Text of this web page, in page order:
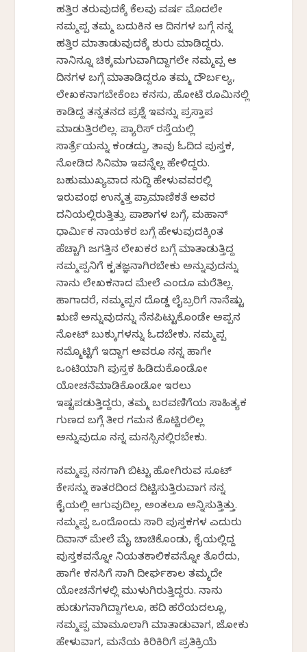
ಹತ್ತಿರ ತರುವುದಕ್ಕೆ ಕೆಲವು ವರ್ಷ ಮೊದಲೇ
ನಮ್ಮಪ್ಪ ತಮ್ಮ ಬದುಕಿನ ಆ ದಿನಗಳ ಬಗ್ಗೆ ನನ್ನ
ಹತ್ತಿರ ಮಾತಾಡುವುದಕ್ಕೆ ಶುರು ಮಾಡಿದ್ದರು.
ನಾನಿನ್ನೂ ಚಿಕ್ಕಮಗುವಾಗಿದ್ದಾಗಲೇ ನಮ್ಮಪ್ಪ ಆ
ದಿನಗಳ ಬಗ್ಗೆ ಮಾತಾಡಿದ್ದರೂ ತಮ್ಮ ದೌರ್ಬಲ್ಯ,
ಲೇಖಕನಾಗಬೇಕೆಂಬ ಕನಸು, ಹೋಟೆಲ್ ರೂಮಿನಲ್ಲಿ
ಕಾಡಿದ್ದ ತನ್ನತನದ ಪ್ರಶ್ನೆ ಇವನ್ನು ಪ್ರಸ್ತಾಪ
ಮಾಡುತ್ತಿರಲಿಲ್ಲ. ಪ್ಯಾರಿಸ್ ರಸ್ತೆಯಲ್ಲಿ
ಸಾರ್ತ್ರೆಯನ್ನು ಕಂಡದ್ದು, ತಾವು ಓದಿದ ಪುಸ್ತಕ,
ನೋಡಿದ ಸಿನಿಮಾ ಇವನ್ನೆಲ್ಲ ಹೇಳಿದ್ದರು.
ಬಹುಮುಖ್ಯವಾದ ಸುದ್ದಿ ಹೇಳುವವರಲ್ಲಿ
ಇರುವಂಥ ಉನ್ಮತ್ತ ಪ್ರಾಮಾಣಿಕತೆ ಅವರ
ದನಿಯಲ್ಲಿರುತ್ತಿತ್ತು. ಪಾಶಾಗಳ ಬಗ್ಗೆ, ಮಹಾನ್
ಧಾರ್ಮಿಕ ನಾಯಕರ ಬಗ್ಗೆ ಹೇಳುವುದಕ್ಕಿಂತ
ಹೆಚ್ಚಾಗಿ ಜಗತ್ತಿನ ಲೇಖಕರ ಬಗ್ಗೆ ಮಾತಾಡುತ್ತಿದ್ದ
ನಮ್ಮಪ್ಪನಿಗೆ ಕೃತಜ್ಞನಾಗಿರಬೇಕು ಅನ್ನುವುದನ್ನು
ನಾನು ಲೇಖಕನಾದ ಮೇಲೆ ಎಂದೂ ಮರೆತಿಲ್ಲ.
ಹಾಗಾದರೆ, ನಮ್ಮಪ್ಪನ ದೊಡ್ಡ ಲೈಬ್ರರಿಗೆ ನಾನೆಷ್ಟು
ಋಣಿ ಅನ್ನುವುದನ್ನು ನೆನಪಿಟ್ಟುಕೊಂಡೇ ಅಪ್ಪನ
ನೋಟ್ ಬುಕ್ಕುಗಳನ್ನು ಓದಬೇಕು. ನಮ್ಮಪ್ಪ
ನಮ್ಮೊಟ್ಟಿಗೆ ಇದ್ದಾಗ ಅವರೂ ನನ್ನ ಹಾಗೇ
ಒಂಟಿಯಾಗಿ ಪುಸ್ತಕ ಹಿಡಿದುಕೊಂಡೋ
ಯೋಚನೆಮಾಡಿಕೊಂಡೋ ಇರಲು
ಇಷ್ಟಪಡುತ್ತಿದ್ದರು, ತಮ್ಮ ಬರವಣಿಗೆಯ ಸಾಹಿತ್ಯಕ
ಗುಣದ ಬಗ್ಗೆ ತೀರ ಗಮನ ಕೊಟ್ಟಿರಲಿಲ್ಲ
ಅನ್ನುವುದೂ ನನ್ನ ಮನಸ್ಸಿನಲ್ಲಿರಬೇಕು.
ನಮ್ಮಪ್ಪ ನನಗಾಗಿ ಬಿಟ್ಟು ಹೋಗಿರುವ ಸೂಟ್
ಕೇಸನ್ನು ಕಾತರದಿಂದ ದಿಟ್ಟಿಸುತ್ತಿರುವಾಗ ನನ್ನ
ಕೈಯಲ್ಲಿ ಆಗುವುದಿಲ್ಲ, ಅಂತಲೂ ಅನ್ನಿಸುತ್ತಿತ್ತು.
ನಮ್ಮಪ್ಪ ಒಂದೊಂದು ಸಾರಿ ಪುಸ್ತಕಗಳ ಎದುರು
ದಿವಾನ್ ಮೇಲೆ ಮೈ ಚಾಚಿಕೊಂಡು, ಕೈಯಲ್ಲಿದ್ದ
ಪುಸ್ತಕವನ್ನೋ ನಿಯತಕಾಲಿಕವನ್ನೋ ತೊರೆದು,
ಹಾಗೇ ಕನಸಿಗೆ ಸಾಗಿ ದೀರ್ಘಕಾಲ ತಮ್ಮದೇ
ಯೋಚನೆಗಳಲ್ಲಿ ಮುಳುಗಿರುತ್ತಿದ್ದರು. ನಾನು
ಹುಡುಗನಾಗಿದ್ದಾಗಲೂ, ಹದಿ ಹರೆಯದಲ್ಲೂ,
ನಮ್ಮಪ್ಪ ಮಾಮೂಲಾಗಿ ಮಾತಾಡುವಾಗ, ಜೋಕು
ಹೇಳುವಾಗ, ಮನೆಯ ಕಿರಿಕಿರಿಗೆ ಪ್ರತಿಕ್ರಿಯೆ